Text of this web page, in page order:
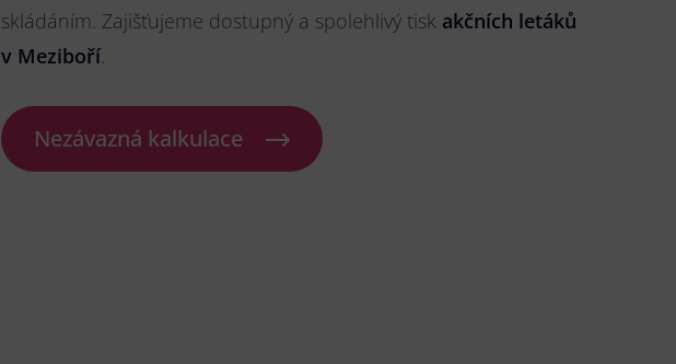
skládáním. Zajišťujeme dostupný a spolehlivý tisk akčních letáků
v Meziboří.
Nezávazná kalkulace